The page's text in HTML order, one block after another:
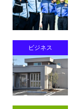
ビジネス